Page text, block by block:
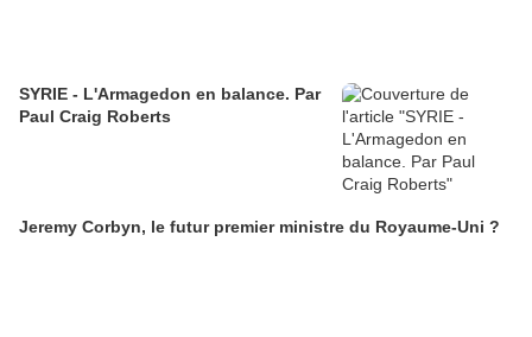
SYRIE - L'Armagedon en balance. Par
Paul Craig Roberts
Jeremy Corbyn, le futur premier ministre du Royaume-Uni ?